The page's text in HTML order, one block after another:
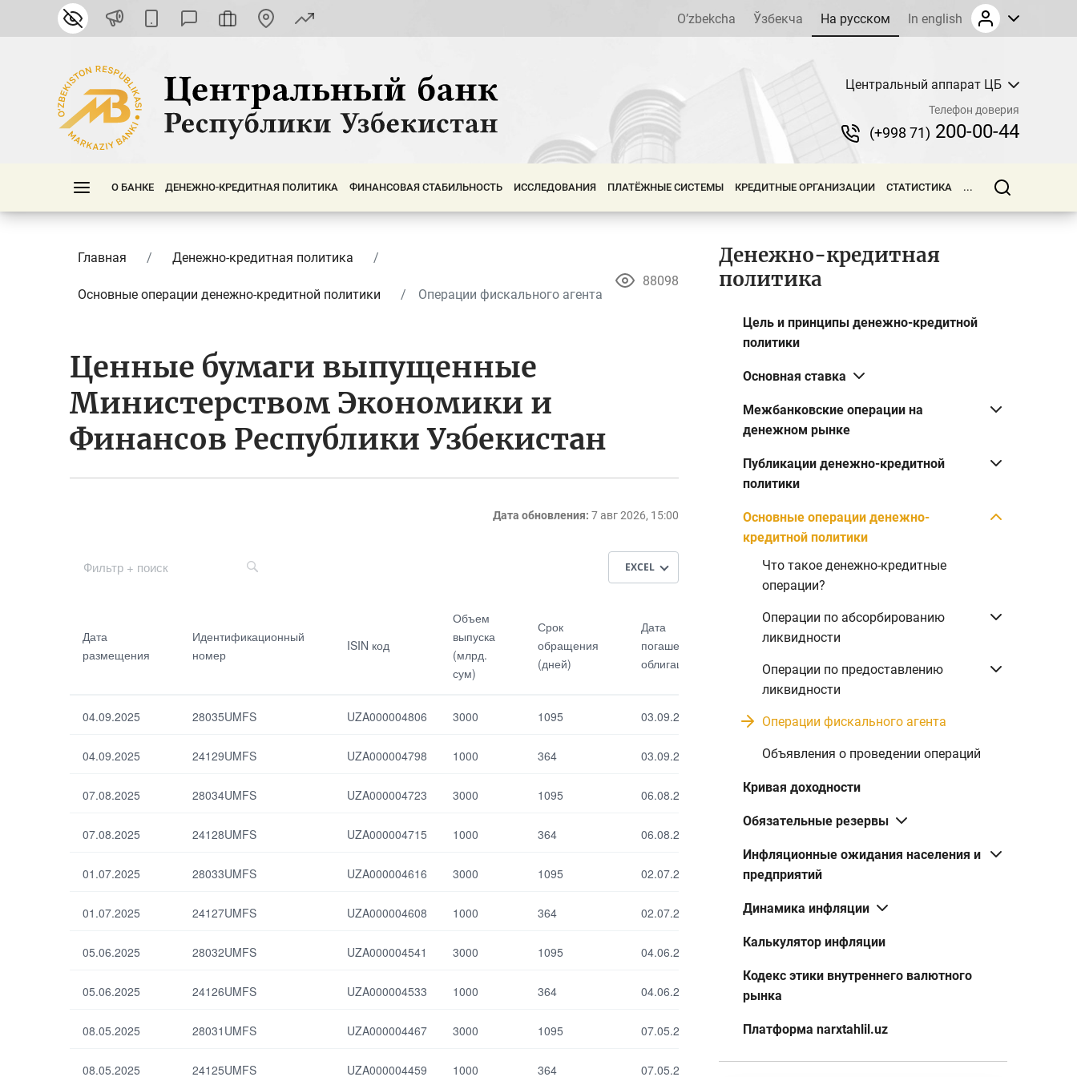
O’zbekcha Ўзбекча На русском In english
Центральный аппарат ЦБ
Телефон доверия
(+998 71) 200-00-44
О БАНКЕ ДЕНЕЖНО-КРЕДИТНАЯ ПОЛИТИКА ФИНАНСОВАЯ СТАБИЛЬНОСТЬ ИССЛЕДОВАНИЯ ПЛАТЁЖНЫЕ СИСТЕМЫ КРЕДИТНЫЕ ОРГАНИЗАЦИИ СТАТИСТИКА ...
Главная Денежно-кредитная политика
Основные операции денежно-кредитной политики Операции фискального агента
88098
Ценные бумаги выпущенные
Министерством Экономики и
Финансов Республики Узбекистан
Дата обновления: 7 авг 2026, 15:00
EXCEL
размещения
обращения
(дней)
облигаций
Вид дохода по
Число дилеров
Количество
размещенных
(млрд. сум)
ная процентная
ставка
ставка
Максимальная
ставка
Дата
размещения
Идентификационный
номер
ISIN код
Объем
выпуска
(млрд.
сум)
Срок
обращения
(дней)
Дата
погашения
облигаций
Вид дохода по
04.09.2025 28035UMFS UZA000004806 3000 1095 03.09.2028 Купон 3
04.09.2025 24129UMFS UZA000004798 1000 364 03.09.2026 Дисконт 2 1000000
07.08.2025 28034UMFS UZA000004723 3000 1095 06.08.2028 Купон
07.08.2025 24128UMFS UZA000004715 1000 364 06.08.2026
01.07.2025 28033UMFS UZA000004616 3000 1095 02.07.2028 Купон
01.07.2025 24127UMFS UZA000004608 1000 364 02.07.2026 Дисконт 2
05.06.2025 28032UMFS UZA000004541 3000 1095 04.06.2028 5
05.06.2025 24126UMFS UZA000004533 1000 364 04.06.2026 Дисконт
08.05.2025 28031UMFS UZA000004467 3000 1095 07.05.2028 Купон 6
08.05.2025 24125UMFS UZA000004459 1000 364 07.05.2026
Денежно-кредитная
политика
Цель и принципы денежно-кредитной
политики
Основная ставка
Межбанковские операции на
денежном рынке
Публикации денежно-кредитной
политики
Основные операции денежно-
кредитной политики
Что такое денежно-кредитные
операции?
Операции по абсорбированию
ликвидности
Операции по предоставлению
ликвидности
Операции фискального агента
Объявления о проведении операций
Кривая доходности
Обязательные резервы
Инфляционные ожидания населения и
предприятий
Динамика инфляции
Калькулятор инфляции
Кодекс этики внутреннего валютного
рынка
Платформа narxtahlil.uz